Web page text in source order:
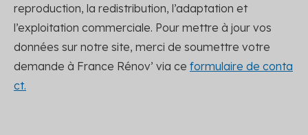
reproduction, la redistribution, l’adaptation et
l’exploitation commerciale. Pour mettre à jour vos
données sur notre site, merci de soumettre votre
demande à France Rénov’ via ce formulaire de conta
ct.